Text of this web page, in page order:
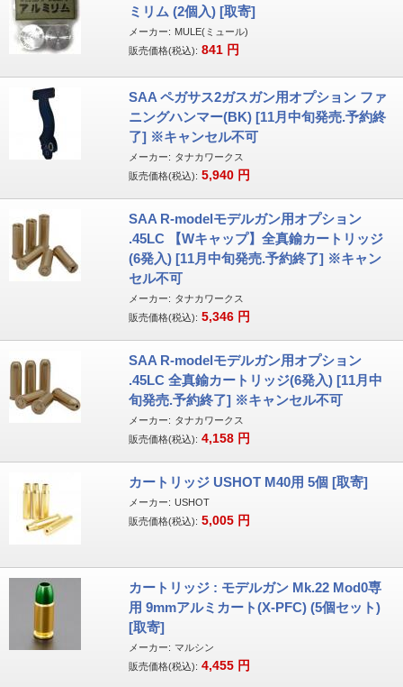
ミリム (2個入) [取寄]
メーカー: MULE(ミュール)
販売価格(税込): 841 円
SAA ペガサス2ガスガン用オプション ファ
ニングハンマー(BK) [11月中旬発売.予約終
了] ※キャンセル不可
メーカー: タナカワークス
販売価格(税込): 5,940 円
SAA R-modelモデルガン用オプション
.45LC 【Wキャップ】全真鍮カートリッジ
(6発入) [11月中旬発売.予約終了] ※キャン
セル不可
メーカー: タナカワークス
販売価格(税込): 5,346 円
SAA R-modelモデルガン用オプション
.45LC 全真鍮カートリッジ(6発入) [11月中
旬発売.予約終了] ※キャンセル不可
メーカー: タナカワークス
販売価格(税込): 4,158 円
カートリッジ USHOT M40用 5個 [取寄]
メーカー: USHOT
販売価格(税込): 5,005 円
カートリッジ : モデルガン Mk.22 Mod0専
用 9mmアルミカート(X-PFC) (5個セット)
[取寄]
メーカー: マルシン
販売価格(税込): 4,455 円